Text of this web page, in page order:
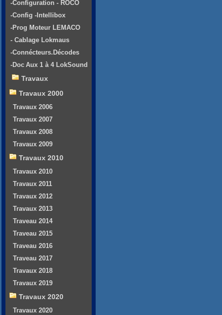
-Configuration - ROCO
-Config -Intellibox
-Prog Moteur LEMACO
- Cablage Lokmaus
-Connécteurs.Décodes
-Doc Aux 1 à 4 LokSound
Travaux
Travaux 2000
Travaux 2006
Travaux 2007
Travaux 2008
Travaux 2009
Travaux 2010
Travaux 2010
Travaux 2011
Travaux 2012
Travaux 2013
Traveau 2014
Traveau 2015
Traveau 2016
Traveau 2017
Travaux 2018
Travaux 2019
Travaux 2020
Travaux 2020